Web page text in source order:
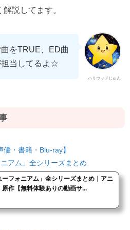
説してます。
ハリウッドじゅん
をTRUE、ED曲
担当してるよ☆
優・書籍・Blu-ray】
ニアム」全シリーズまとめ
ーフォニアム」全シリーズまとめ｜アニ
原作【無料体験ありの動画サ...